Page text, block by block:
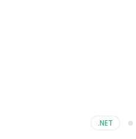
.NET